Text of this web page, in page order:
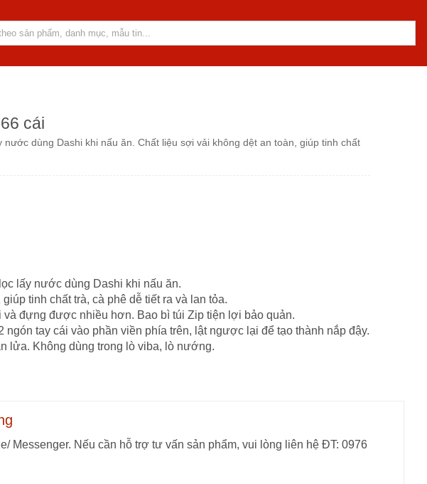
cái
dùng Dashi khi nấu ăn. Chất liệu sợi vải không dệt an toàn, giúp tinh chất
lấy nước dùng Dashi khi nấu ăn.
tinh chất trà, cà phê dễ tiết ra và lan tỏa.
và đựng được nhiều hơn. Bao bì túi Zip tiện lợi bảo quản.
ngón tay cái vào phần viền phía trên, lật ngược lại để tạo thành nắp đậy.
lửa. Không dùng trong lò viba, lò nướng.
Messenger. Nếu cần hỗ trợ tư vấn sản phẩm, vui lòng liên hệ ĐT: 0976